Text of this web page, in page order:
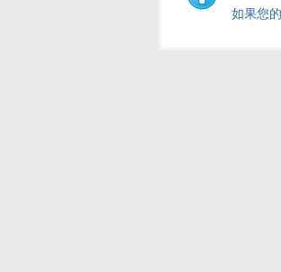
如果您